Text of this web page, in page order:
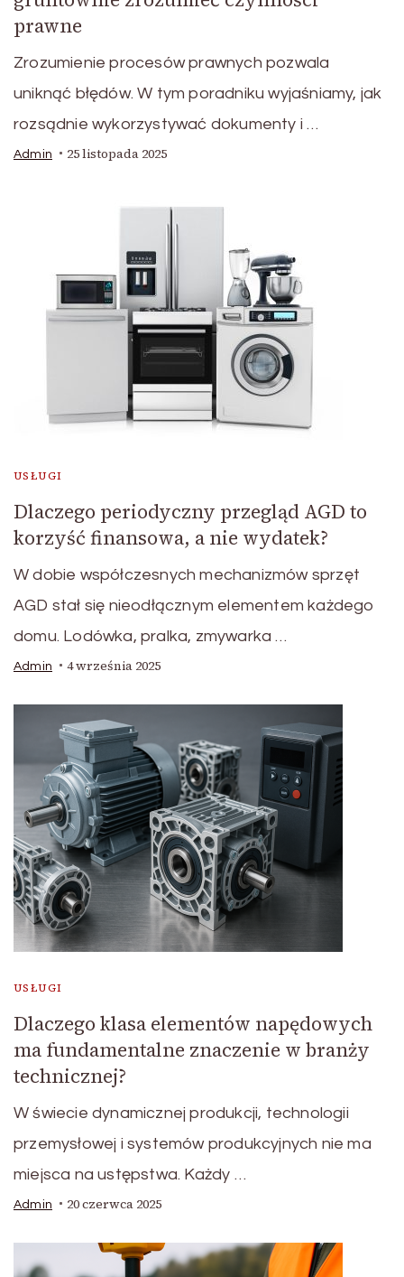
prawne
Zrozumienie procesów prawnych pozwala
uniknąć błędów. W tym poradniku wyjaśniamy, jak
rozsądnie wykorzystywać dokumenty i …
Admin 25 listopada 2025
USŁUGI
Dlaczego periodyczny przegląd AGD to
korzyść finansowa, a nie wydatek?
W dobie współczesnych mechanizmów sprzęt
AGD stał się nieodłącznym elementem każdego
domu. Lodówka, pralka, zmywarka …
Admin 4 września 2025
USŁUGI
Dlaczego klasa elementów napędowych
ma fundamentalne znaczenie w branży
technicznej?
W świecie dynamicznej produkcji, technologii
przemysłowej i systemów produkcyjnych nie ma
miejsca na ustępstwa. Każdy …
Admin 20 czerwca 2025